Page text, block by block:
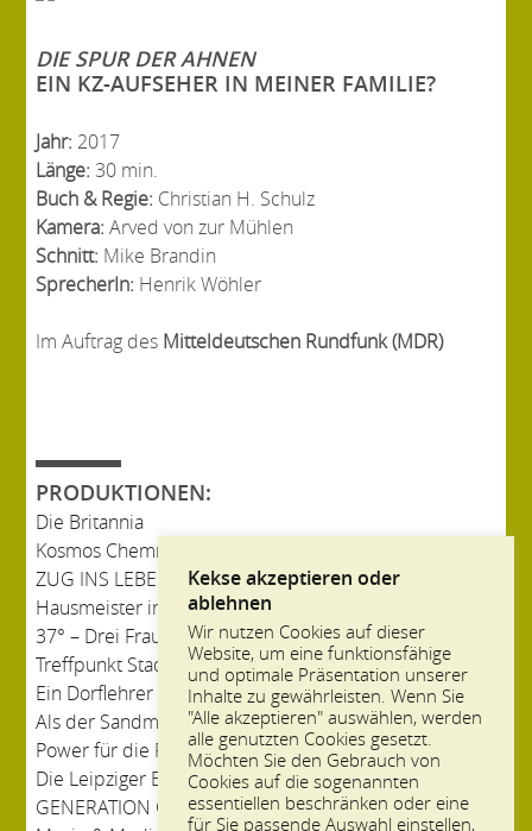
DIE SPUR DER AHNEN
EIN KZ-AUFSEHER IN MEINER FAMILIE?
Jahr: 2017
Länge:30 min.
Buch & Regie: Christian H. Schulz
Kamera:Arved von zur Mühlen
Schnitt: Mike Brandin
SprecherIn: Henrik Wöhler
Im Auftrag des Mitteldeutschen Rundfunk (MDR)
PRODUKTIONEN:
Die Britannia
Kosmos Chemnitz
ZUG INS LEBEN
Hausmeister in Russland
37° – Drei Frauen gegen Rechtsextremismus
Treffpunkt Stadt
Ein Dorflehrer in Russland
Als der Sandmann nach Bullerbü kam
Power für die Provinz
Die Leipziger Eisenbahnstraße
GENERATION CRASH
Kekse akzeptieren oder
ablehnen
Wir nutzen Cookies auf dieser
Website, um eine funktionsfähige
und optimale Präsentation unserer
Inhalte zu gewährleisten. Wenn Sie
"Alle akzeptieren" auswählen, werden
alle genutzten Cookies gesetzt.
Möchten Sie den Gebrauch von
Cookies auf die sogenannten
essentiellen beschränken oder eine
für Sie passende Auswahl einstellen,